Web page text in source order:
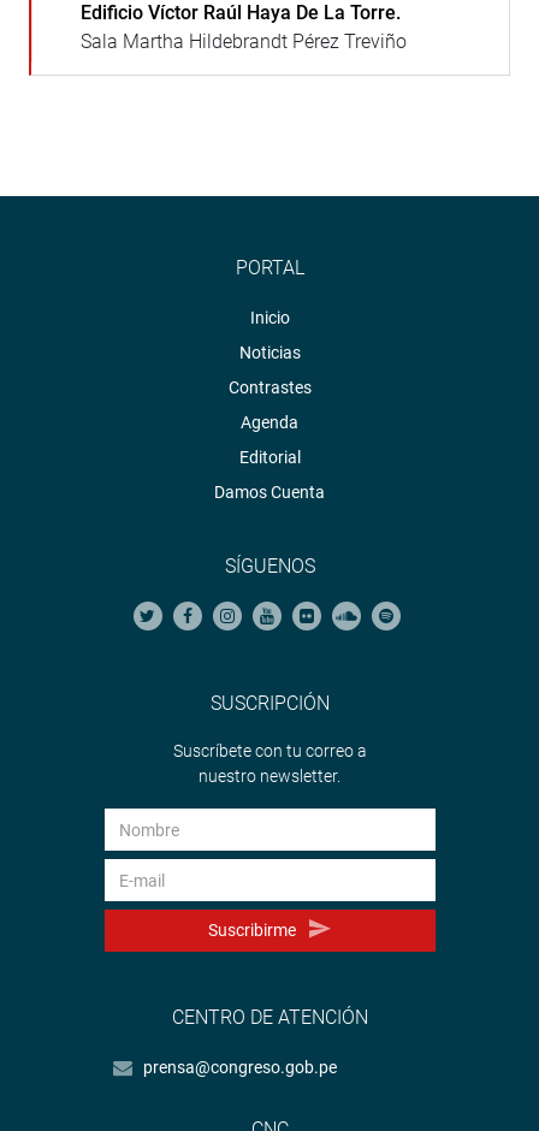
Edificio Víctor Raúl Haya De La Torre.
Sala Martha Hildebrandt Pérez Treviño
PORTAL
Inicio
Noticias
Contrastes
Agenda
Editorial
Damos Cuenta
SÍGUENOS
SUSCRIPCIÓN
Suscríbete con tu correo a
nuestro newsletter.
Suscribirme
CENTRO DE ATENCIÓN
prensa@congreso.gob.pe